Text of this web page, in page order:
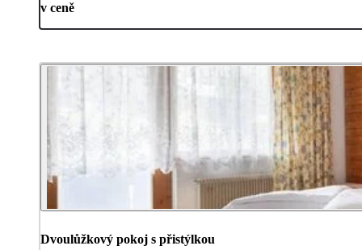
v ceně
Dvoulůžkový pokoj s přistýlkou